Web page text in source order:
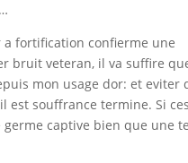
fortification confierme une
bruit veteran, il va suffire
mon usage dor: et eviter
est souffrance termine. Si
germe captive bien que une